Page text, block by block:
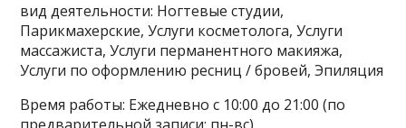
вид деятельности: Ногтевые студии,
Парикмахерские, Услуги косметолога, Услуги
массажиста, Услуги перманентного макияжа,
Услуги по оформлению ресниц / бровей, Эпиляция
Время работы: Ежедневно с 10:00 до 21:00 (по